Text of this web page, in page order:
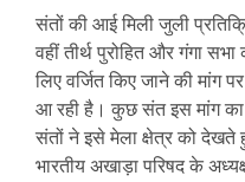
संतों की आई मिली जुली
वहीं तीर्थ पुरोहित और गंगा
लिए वर्जित किए जाने की मांग
आ रही है। कुछ संत इस मांग
संतों ने इसे मेला क्षेत्र को देखते
भारतीय अखाड़ा परिषद के